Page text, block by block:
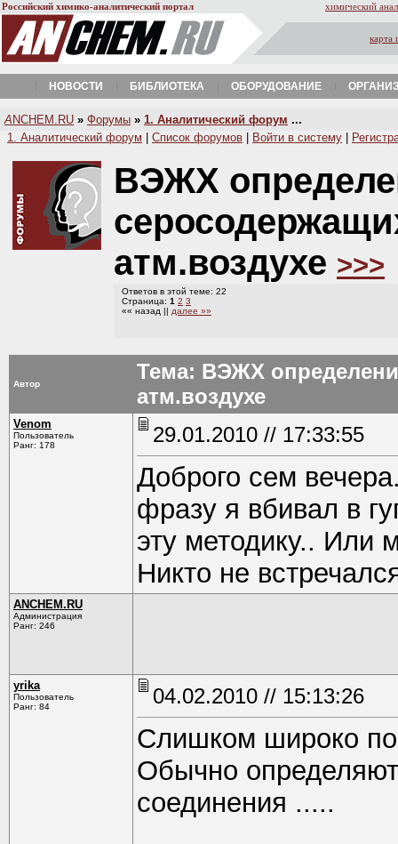
Российский химико-аналитический портал химический
карта
НОВОСТИ БИБЛИОТЕКА ОБОРУДОВАНИЕ
A NCHEM.RU » Форумы » 1. Аналитический форум ...
1. Аналитический форум
Список форумов Войти в систему
ВЭЖХ
атм.воздухе >>>
Ответов в этой теме: 22
Страница: 1 2 3
«« назад || далее »»
Автор
Тема: ВЭЖХ
атм.воздухе
Venom
Пользователь
Ранг: 178
29.01.2010 // 17:33:55
Доброго сем
фразу я вбивал в
эту методику.. Или
Никто не
ANCHEM.RU
Администрация
Ранг: 246
yrika
Пользователь
Ранг: 84
04.02.2010 // 15:13:26
Cлишком широко
Обычно
соединения .....